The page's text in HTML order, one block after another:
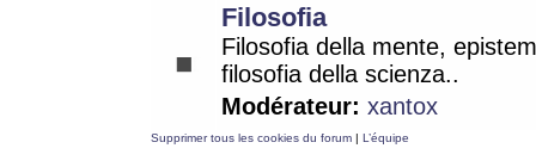
Filosofia
Filosofia della mente,
filosofia della scienza..
Modérateur: xantox
Supprimer tous les cookies du forum | L’équipe